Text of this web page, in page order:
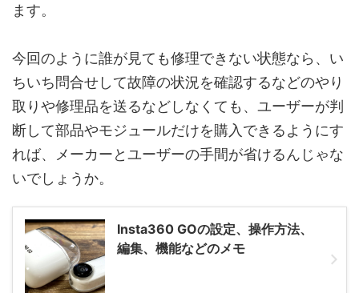
ます。
今回のように誰が見ても修理できない状態なら、い
ちいち問合せして故障の状況を確認するなどのやり
取りや修理品を送るなどしなくても、ユーザーが判
断して部品やモジュールだけを購入できるようにす
れば、メーカーとユーザーの手間が省けるんじゃな
いでしょうか。
Insta360 GOの設定、操作方法、
編集、機能などのメモ